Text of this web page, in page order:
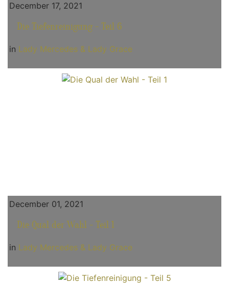
December 17, 2021
Die Tiefenreinigung - Teil 6
in Lady Mercedes & Lady Grace
December 01, 2021
Die Qual der Wahl - Teil 1
in Lady Mercedes & Lady Grace